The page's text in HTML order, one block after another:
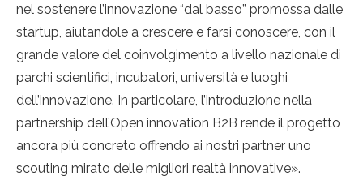
nel sostenere l’innovazione “dal basso” promossa dalle
startup, aiutandole a crescere e farsi conoscere, con il
grande valore del coinvolgimento a livello nazionale di
parchi scientifici, incubatori, università e luoghi
dell’innovazione. In particolare, l’introduzione nella
partnership dell’Open innovation B2B rende il progetto
ancora più concreto offrendo ai nostri partner uno
scouting mirato delle migliori realtà innovative».